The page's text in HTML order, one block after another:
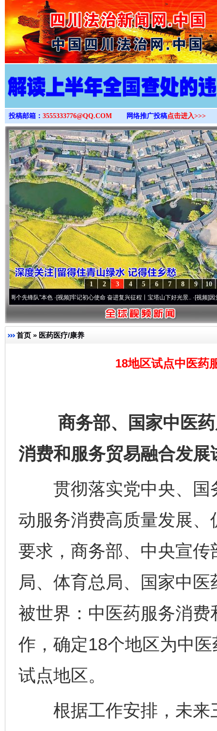
>
投稿邮箱： 3555333776@QQ.COM 网络推广投稿点击进入>>>
10
9
8
7
6
5
4
3
2
1
队”本色·[视频]牢记初心使命 奋进复兴征程丨宝塔山下好光景..·[视频]因党而生 为
首页 » 医药医疗/康养
18地区试点中医药
商务部、国家中医药
消费和服务贸易融合发展
贯彻落实党中央、国
动服务消费高质量发展
要求，商务部、中央宣
局、体育总局、国家中
被世界：中医药服务消费
作，确定18个地区为中
试点地区。
根据工作安排，未来